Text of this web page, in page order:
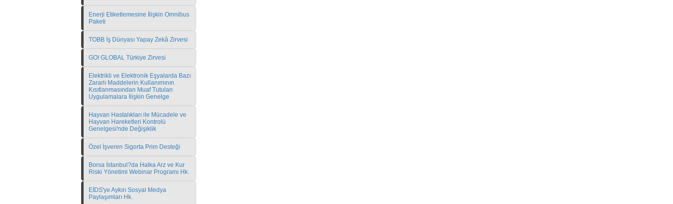
Enerji Etiketlemesine İlişkin Omnibus
Paketi
TOBB İş Dünyası Yapay Zekâ Zirvesi
GO! GLOBAL Türkiye Zirvesi
Elektrikli ve Elektronik Eşyalarda Bazı
Zararlı Maddelerin Kullanımının
Kısıtlanmasından Muaf Tutulan
Uygulamalara İlişkin Genelge
Hayvan Hastalıkları ile Mücadele ve
Hayvan Hareketleri Kontrolü
Genelgesi'nde Değişiklik
Özel İşveren Sigorta Prim Desteği
Borsa İstanbul?da Halka Arz ve Kur
Riski Yönetimi Webinar Programı Hk.
EİDS'ye Aykırı Sosyal Medya
Paylaşımları Hk.